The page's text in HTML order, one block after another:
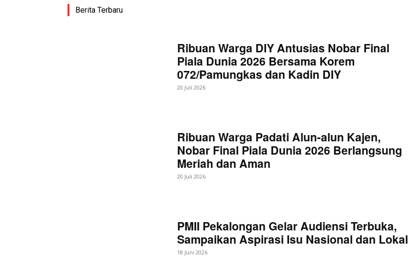
Berita Terbaru
Ribuan Warga DIY Antusias Nobar Final
Piala Dunia 2026 Bersama Korem
072/Pamungkas dan Kadin DIY
20 Juli 2026
Ribuan Warga Padati Alun-alun Kajen,
Nobar Final Piala Dunia 2026 Berlangsung
Meriah dan Aman
20 Juli 2026
PMII Pekalongan Gelar Audiensi Terbuka,
Sampaikan Aspirasi Isu Nasional dan Lokal
18 Juni 2026